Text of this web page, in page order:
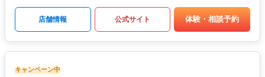
店舗情報 公式サイト 体験・相談予約
キャンペーン中